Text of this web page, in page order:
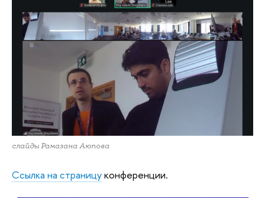
слайды Рамазана Аюпова
Ссылка на страницуконференции.